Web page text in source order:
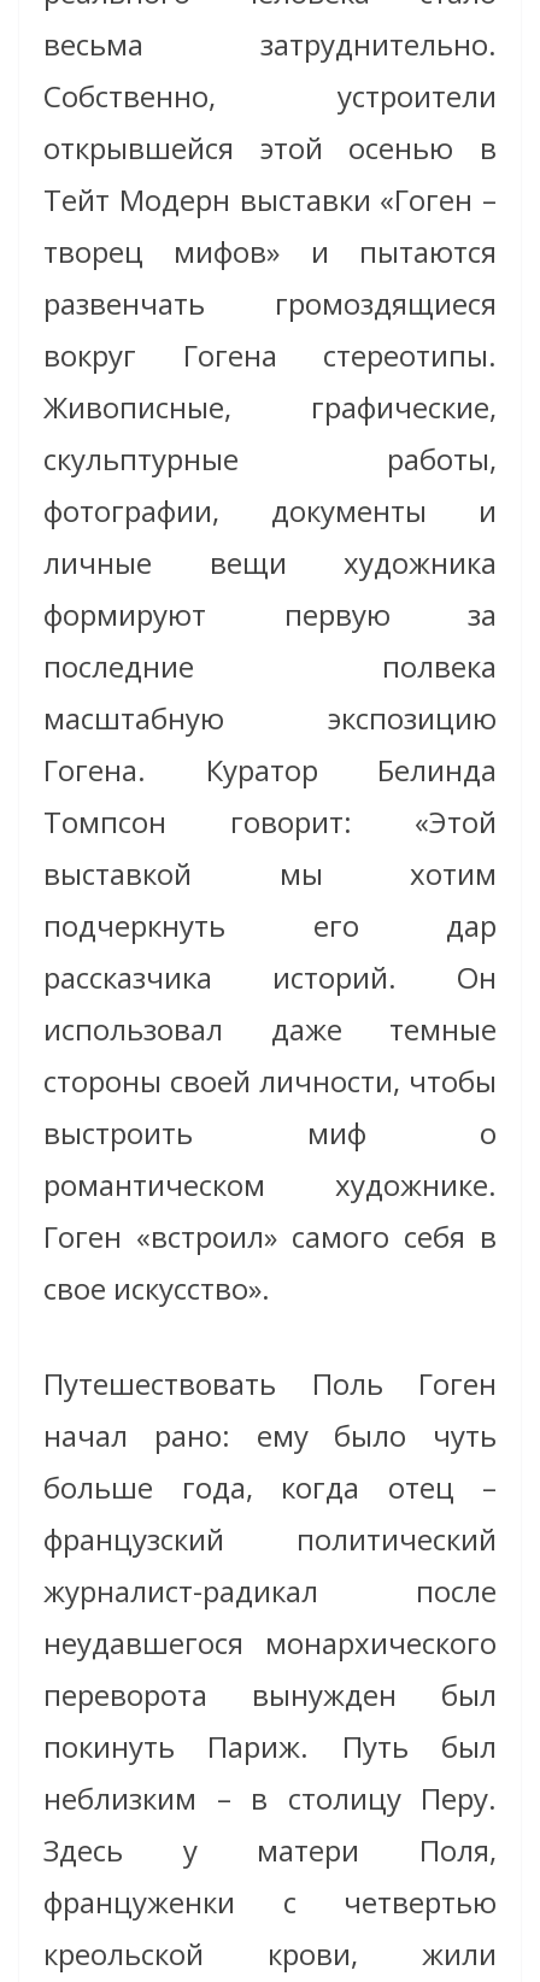
весьма затруднительно.
Собственно, устроители
открывшейся этой осенью в
Тейт Модерн выставки «Гоген –
творец мифов» и пытаются
развенчать громоздящиеся
вокруг Гогена стереотипы.
Живописные, графические,
скульптурные работы,
фотографии, документы и
личные вещи художника
формируют первую за
последние полвека
масштабную экспозицию
Гогена. Куратор Белинда
Томпсон говорит: «Этой
выставкой мы хотим
подчеркнуть его дар
рассказчика историй. Он
использовал даже темные
стороны своей личности, чтобы
выстроить миф о
романтическом художнике.
Гоген «встроил» самого себя в
свое искусство».
Путешествовать Поль Гоген
начал рано: ему было чуть
больше года, когда отец –
французский политический
журналист-радикал после
неудавшегося монархического
переворота вынужден был
покинуть Париж. Путь был
неблизким – в столицу Перу.
Здесь у матери Поля,
француженки с четвертью
креольской крови, жили